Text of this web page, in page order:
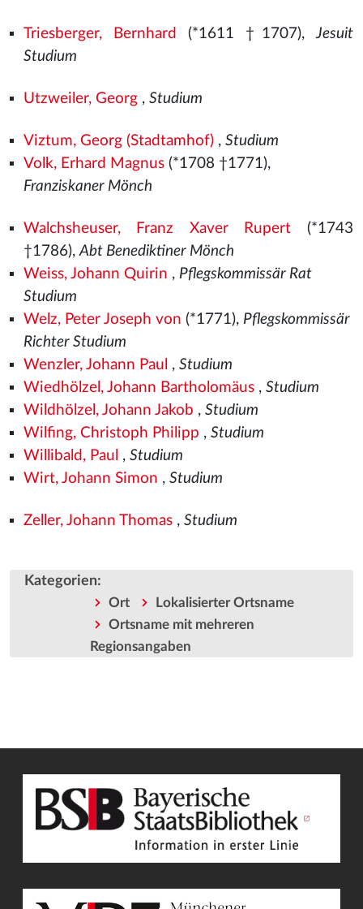
Triesberger, Bernhard (*1611 †1707),Jesuit
Studium
Utzweiler, Georg, Studium
Viztum, Georg (Stadtamhof), Studium
Volk, Erhard Magnus(*1708 †1771),
Franziskaner Mönch
Walchsheuser, Franz Xaver Rupert (*1743
†1786),Abt Benediktiner Mönch
Weiss, Johann Quirin , Pflegskommissär Rat
Studium
Welz, Peter Joseph von (*1771), Pflegskommissär
Richter Studium
Wenzler, Johann Paul , Studium
Wiedhölzel, Johann Bartholomäus, Studium
Wildhölzel, Johann Jakob , Studium
Wilfing, Christoph Philipp , Studium
Willibald, Paul , Studium
Wirt, Johann Simon , Studium
Zeller, Johann Thomas, Studium
Kategorien:
Ort
Lokalisierter Ortsname
Ortsname mit mehreren
Regionsangaben